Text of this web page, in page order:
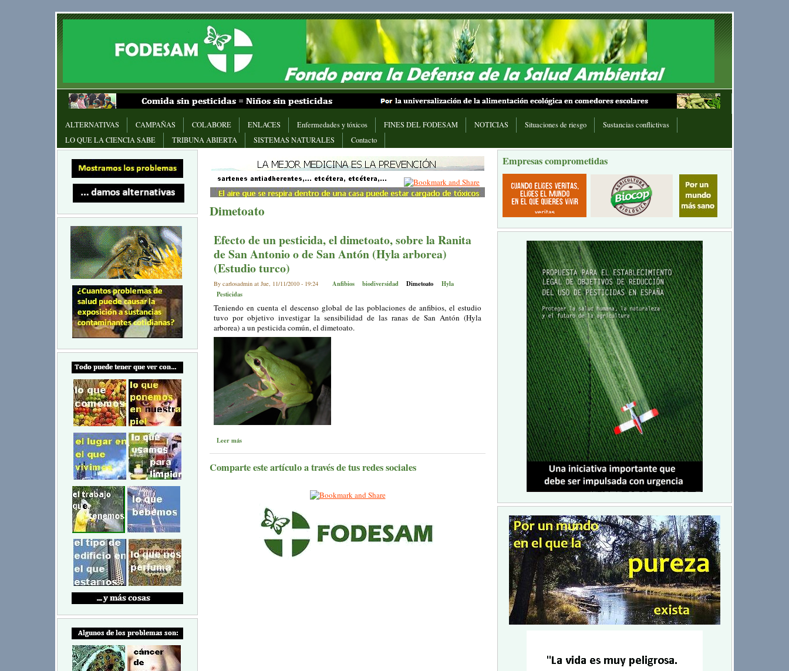
ALTERNATIVAS CAMPAÑAS COLABORE ENLACES Enfermedades y tóxicos FINES DEL FODESAM NOTICIAS Situaciones de riesgo
Sustancias conflictivas
LO QUE LA CIENCIA SABE
TRIBUNA ABIERTA SISTEMAS NATURALES Contacto
Dimetoato
Efecto de un pesticida, el dimetoato, sobre la Ranita
de San Antonio o de San Antón (Hyla arborea)
(Estudio turco)
By carlosadmin at Jue, 11/11/2010 - 19:24 Anfibios biodiversidad Dimetoato
Hyla
Pesticidas
Teniendo en cuenta el descenso global de las poblaciones de anfibios, el estudio
tuvo por objetivo investigar la sensibilidad de las ranas de San Antón (Hyla
arborea) a un pesticida común, el dimetoato.
Leer más
Comparte este artículo a través de tus redes sociales
Empresas comprometidas